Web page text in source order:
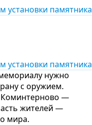
установки памятника
установки памятника
нужно
с оружием.
Коминтерново —
жителей —
мира.